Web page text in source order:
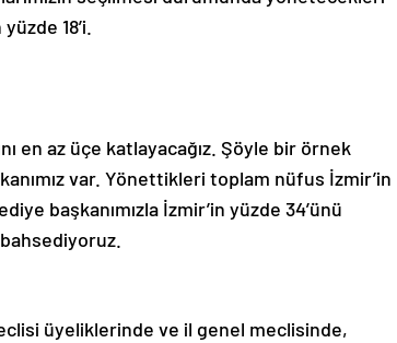
18’i.
en az üçe katlayacağız. Şöyle bir örnek
var. Yönettikleri toplam nüfus İzmir’in
başkanımızla İzmir’in yüzde 34’ünü
üyeliklerinde ve il genel meclisinde,